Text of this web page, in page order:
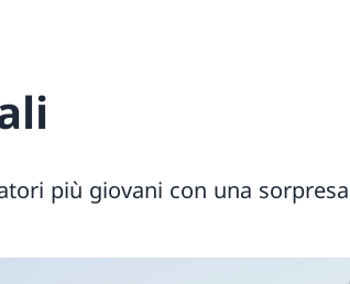
più giovani con una